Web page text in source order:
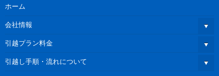
ホーム
会社情報
引越プラン料金
引越し手順・流れについて